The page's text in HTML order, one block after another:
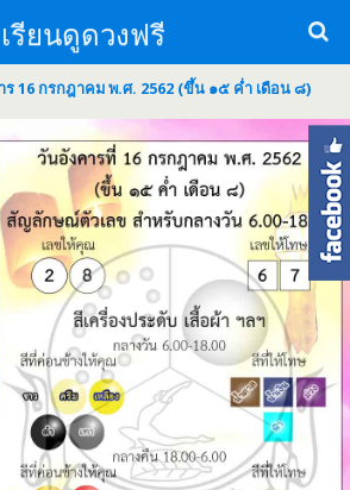
เรียนดูดวงฟรี
16 กรกฎาคม พ.ศ. 2562 (ขึ้น ๑๕ ค่ำ เดือน ๘)